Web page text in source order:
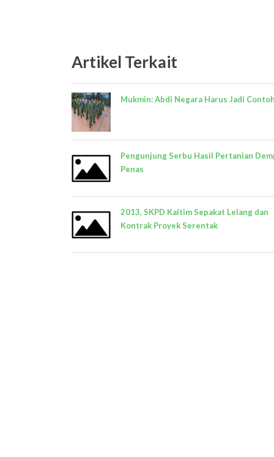
Artikel Terkait
Mukmin: Abdi Negara Harus Jadi
Pengunjung Serbu Hasil Pertanian
Penas
2013, SKPD Kaltim Sepakat Lelang dan
Kontrak Proyek Serentak